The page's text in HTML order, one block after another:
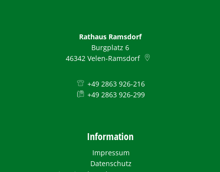
Rathaus Ramsdorf
Burgplatz 6
46342 Velen-Ramsdorf
+49 2863 926-216
+49 2863 926-299
Information
Impressum
Datenschutz